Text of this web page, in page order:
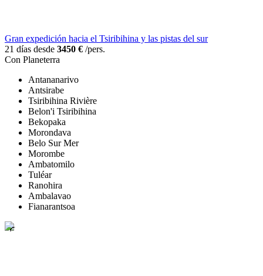
Gran expedición hacia el Tsiribihina y las pistas del sur
21 días desde 3450 € /pers.
Con Planeterra
Antananarivo
Antsirabe
Tsiribihina Rivière
Belon'i Tsiribihina
Bekopaka
Morondava
Belo Sur Mer
Morombe
Ambatomilo
Tuléar
Ranohira
Ambalavao
Fianarantsoa